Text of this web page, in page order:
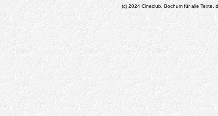
(c) 2024 Cineclub, Bochum für alle Texte,